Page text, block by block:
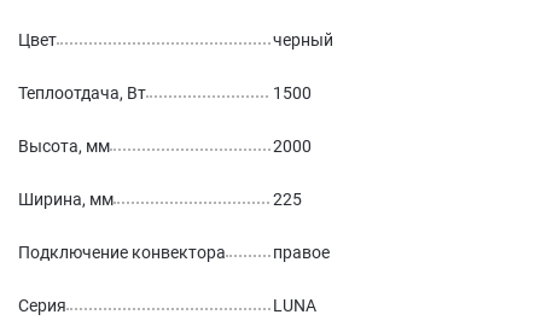
Цвет черный
Теплоотдача, Вт 1500
Высота, мм 2000
Ширина, мм 225
Подключение конвектора правое
Серия LUNA